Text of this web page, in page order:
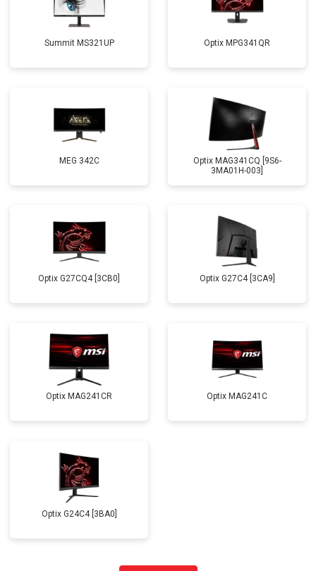
Summit MS321UP Optix MPG341QR
MEG 342C
Optix MAG341CQ [9S6-
3MA01H-003]
Optix G27CQ4 [3CB0] Optix G27C4 [3CA9]
Optix MAG241CR Optix MAG241C
Optix G24C4 [3BA0]